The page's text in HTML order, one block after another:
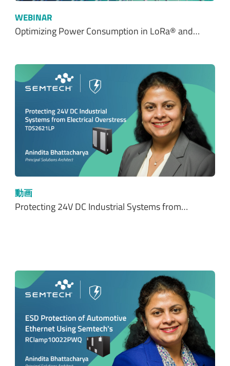
WEBINAR
Optimizing Power Consumption in LoRa® and…
動画
Protecting 24V DC Industrial Systems from…